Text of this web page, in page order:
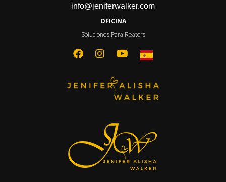
info@jeniferwalker.com
OFICINA
Soluciones Para Reators